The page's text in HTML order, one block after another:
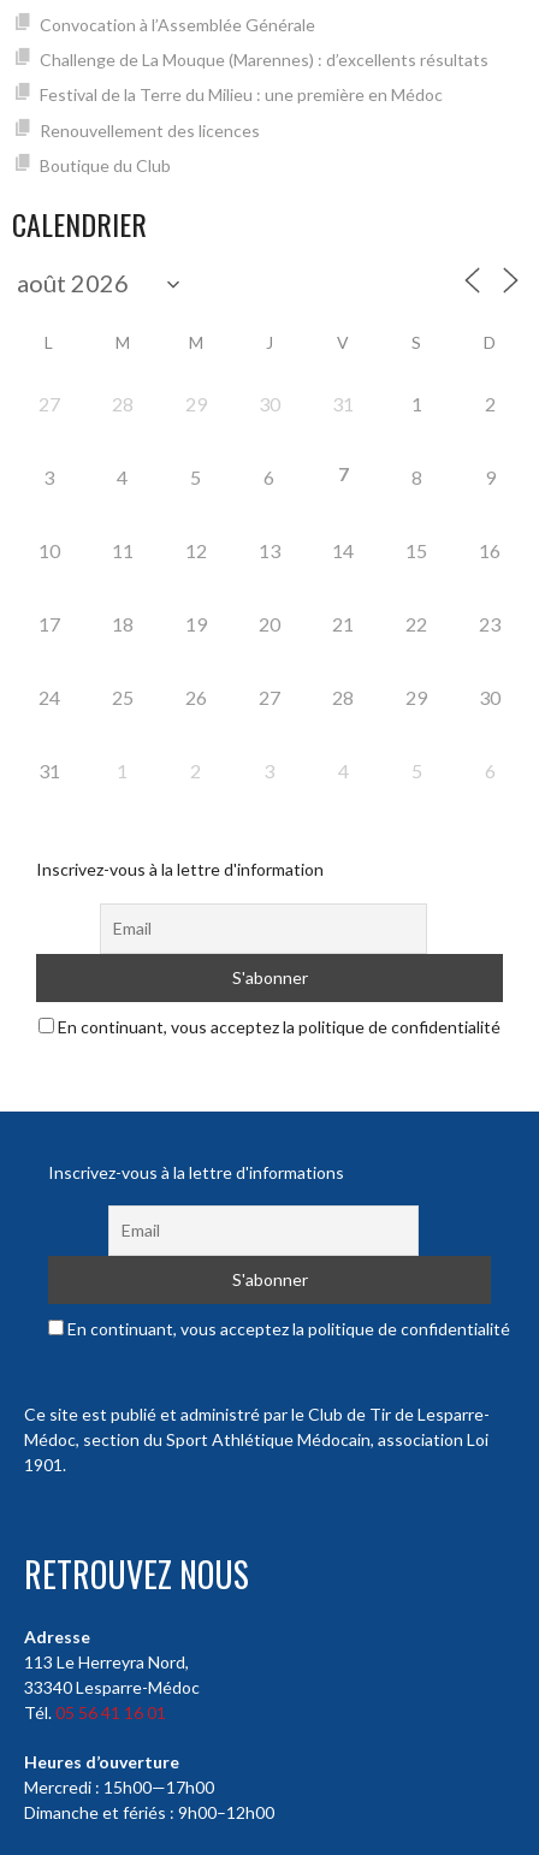
Convocation à l’Assemblée Générale
Challenge de La Mouque (Marennes) : d’excellents résultats
Festival de la Terre du Milieu : une première en Médoc
Renouvellement des licences
Boutique du Club
CALENDRIER
L M M J V S D
27 28 29 30 31 1 2
3 4 5 6 7 8 9
10 11 12 13 14 15 16
17 18 19 20 21 22 23
24 25 26 27 28 29 30
31 1 2 3 4 5 6
Inscrivez-vous à la lettre d'information
En continuant, vous acceptez la politique de confidentialité
Inscrivez-vous à la lettre d'informations
En continuant, vous acceptez la politique de confidentialité
Ce site est publié et administré par le Club de Tir de Lesparre-
Médoc, section du Sport Athlétique Médocain, association Loi
1901.
RETROUVEZ NOUS
Adresse
113 Le Herreyra Nord,
33340 Lesparre-Médoc
Tél.05 56 41 16 01
Heures d’ouverture
Mercredi : 15h00—17h00
Dimanche et fériés : 9h00–12h00